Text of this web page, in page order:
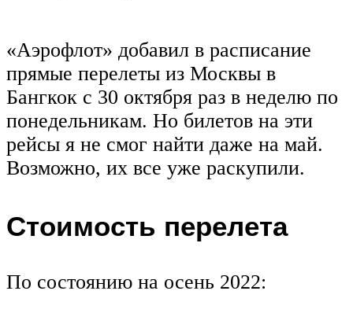
«Аэрофлот» добавил в расписание
прямые перелеты из Москвы в
Бангкок с 30 октября раз в неделю по
понедельникам. Но билетов на эти
рейсы я не смог найти даже на май.
Возможно, их все уже раскупили.
Стоимость перелета
По состоянию на осень 2022: